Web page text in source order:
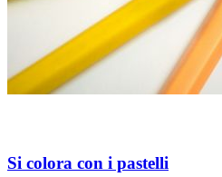
Si colora con i pastelli